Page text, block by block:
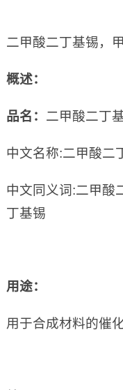
二甲酸二丁基锡，
概述：
品名： 二甲酸二丁
中文名称:二甲酸二
中文同义词:二甲酸
丁基锡
用途：
用于合成材料的催